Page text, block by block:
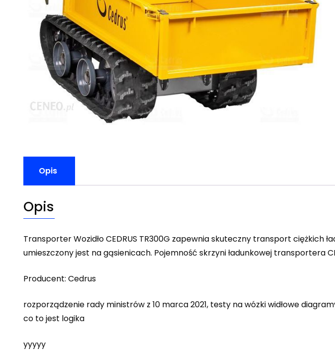
Opis
Opis
Transporter Wozidło CEDRUS TR300G zapewnia skuteczny transport ciężkich
umieszczony jest na gąsienicach. Pojemność skrzyni ładunkowej transportera
Producent: Cedrus
rozporządzenie rady ministrów z 10 marca 2021, testy na wózki widłowe
co to jest logika
yyyyy